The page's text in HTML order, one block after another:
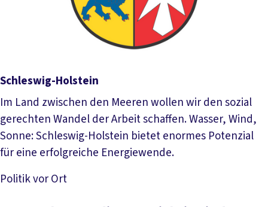
Schleswig-Holstein
Im Land zwischen den Meeren wollen wir den sozial
gerechten Wandel der Arbeit schaffen. Wasser, Wind,
Sonne: Schleswig-Holstein bietet enormes Potenzial
für eine erfolgreiche Energiewende.
Politik vor Ort